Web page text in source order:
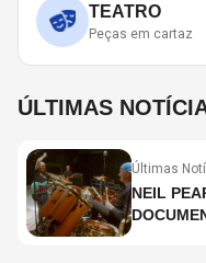
TEATRO
Peças em cartaz
ÚLTIMAS
Últimas
NEIL